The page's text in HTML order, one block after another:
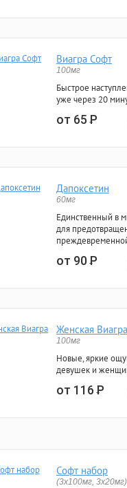
Виагра Софт
100мг
Быстрое
уже через 20
от 65Р
Дапоксетин
60мг
Единственный в
для
от 90Р
Женская Виагра
100мг
Новые, яркие
девушек и
от 116Р
Софт набор
(3x100мг, 3x20мг)